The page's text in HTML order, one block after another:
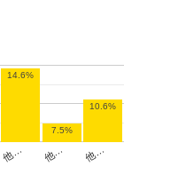
他… 他… 他…
14.6%
7.5%
10.6%